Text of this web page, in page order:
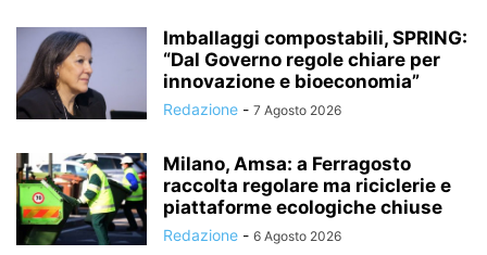
Imballaggi compostabili, SPRING:
“Dal Governo regole chiare per
innovazione e bioeconomia”
Redazione - 7 Agosto 2026
Milano, Amsa: a Ferragosto
raccolta regolare ma riciclerie e
piattaforme ecologiche chiuse
Redazione - 6 Agosto 2026